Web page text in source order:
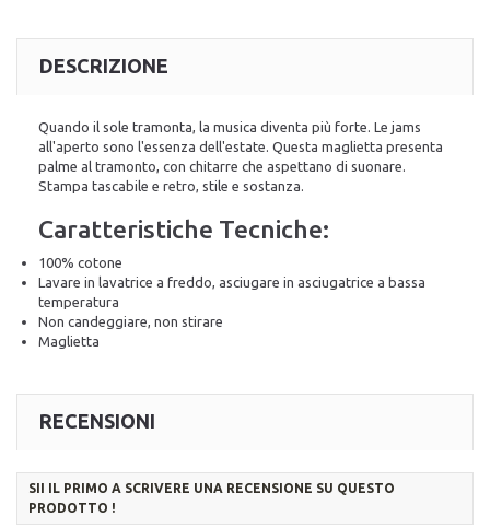
DESCRIZIONE
Quando il sole tramonta, la musica diventa più forte. Le jams
all'aperto sono l'essenza dell'estate. Questa maglietta presenta
palme al tramonto, con chitarre che aspettano di suonare.
Stampa tascabile e retro, stile e sostanza.
Caratteristiche Tecniche:
100% cotone
Lavare in lavatrice a freddo, asciugare in asciugatrice a bassa
temperatura
Non candeggiare, non stirare
Maglietta
RECENSIONI
SII IL PRIMO A SCRIVERE UNA RECENSIONE SU QUESTO
PRODOTTO !